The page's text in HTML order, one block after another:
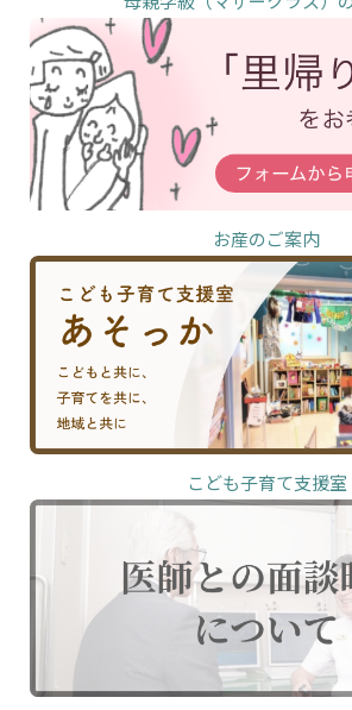
お産のご案内
こども子育て支援室